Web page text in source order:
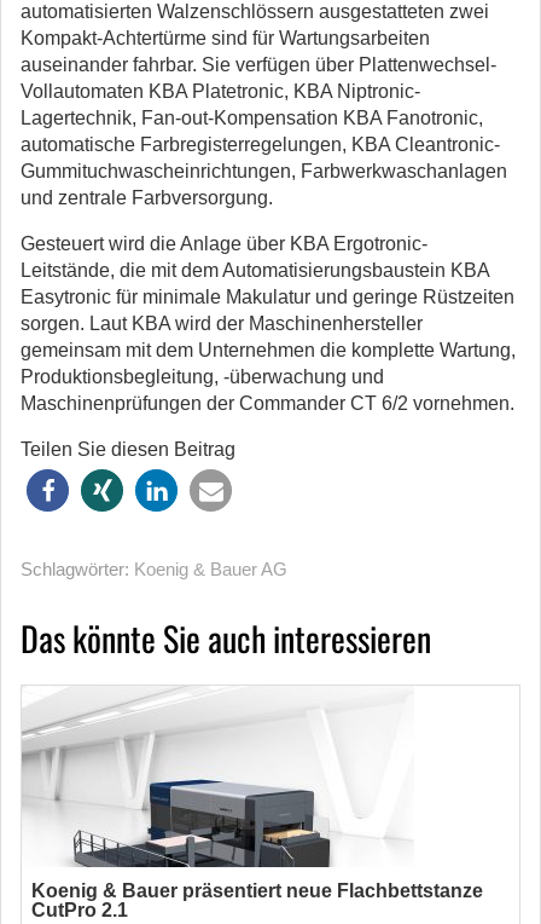
automatisierten Walzenschlössern ausgestatteten zwei
Kompakt-Achtertürme sind für Wartungsarbeiten
auseinander fahrbar. Sie verfügen über Plattenwechsel-
Vollautomaten KBA Platetronic, KBA Niptronic-
Lagertechnik, Fan-out-Kompensation KBA Fanotronic,
automatische Farbregisterregelungen, KBA Cleantronic-
Gummituchwascheinrichtungen, Farbwerkwaschanlagen
und zentrale Farbversorgung.
Gesteuert wird die Anlage über KBA Ergotronic-
Leitstände, die mit dem Automatisierungsbaustein KBA
Easytronic für minimale Makulatur und geringe Rüstzeiten
sorgen. Laut KBA wird der Maschinenhersteller
gemeinsam mit dem Unternehmen die komplette Wartung,
Produktionsbegleitung, -überwachung und
Maschinenprüfungen der Commander CT 6/2 vornehmen.
Teilen Sie diesen Beitrag
Schlagwörter: Koenig & Bauer AG
Das könnte Sie auch interessieren
Koenig & Bauer präsentiert neue Flachbettstanze
CutPro 2.1